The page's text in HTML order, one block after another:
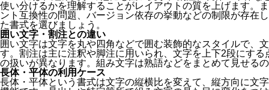
使い分けるかを理解することがレイアウトの質を上げます。
ント互換性の問題、バージョン依存の挙動などの制限が存在
た書式を選びましょう。
囲い文字・割注との違い
囲い文字は文字を丸や四角などで囲む装飾的なスタイルで、
す。割注は主に注釈や脚注に用いられ、文字を上下2段にす
の扱いが異なります。組み文字は熟語などをまとめて見せる
長体・平体の利用ケース
長体・平体という書式は文字の縦横比を変えて、縦方向に文